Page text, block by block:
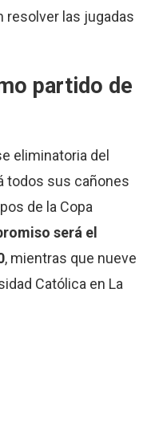
resolver las jugadas
partido de
eliminatoria del
todos sus cañones
de la Copa
será el
, mientras que nueve
Católica en La